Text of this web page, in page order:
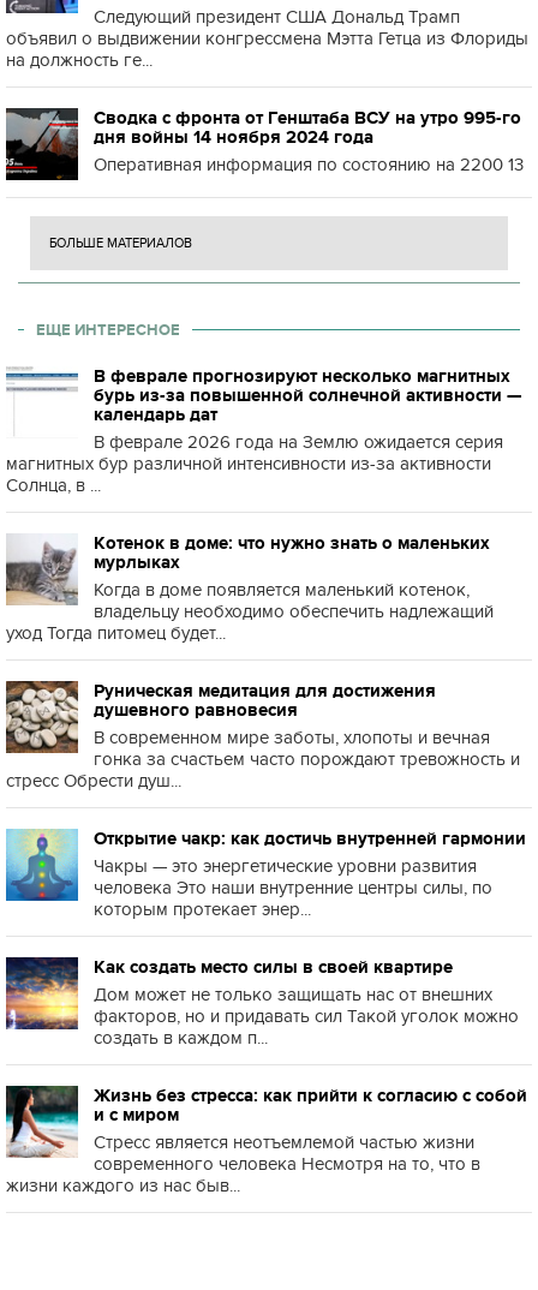
Следующий президент США Дональд Трамп
объявил о выдвижении конгрессмена Мэтта Гетца из Флориды
на должность ге...
Сводка с фронта от Генштаба ВСУ на утро 995-го
дня войны 14 ноября 2024 года
Оперативная информация по состоянию на 2200 13
БОЛЬШЕ МАТЕРИАЛОВ
ЕЩЕ ИНТЕРЕСНОЕ
В феврале прогнозируют несколько магнитных
бурь из-за повышенной солнечной активности —
календарь дат
В феврале 2026 года на Землю ожидается серия
магнитных бур различной интенсивности из-за активности
Солнца, в ...
Котенок в доме: что нужно знать о маленьких
мурлыках
Когда в доме появляется маленький котенок,
владельцу необходимо обеспечить надлежащий
уход Тогда питомец будет...
Руническая медитация для достижения
душевного равновесия
В современном мире заботы, хлопоты и вечная
гонка за счастьем часто порождают тревожность и
стресс Обрести душ...
Открытие чакр: как достичь внутренней гармонии
Чакры — это энергетические уровни развития
человека Это наши внутренние центры силы, по
которым протекает энер...
Как создать место силы в своей квартире
Дом может не только защищать нас от внешних
факторов, но и придавать сил Такой уголок можно
создать в каждом п...
Жизнь без стресса: как прийти к согласию с собой
и с миром
Стресс является неотъемлемой частью жизни
современного человека Несмотря на то, что в
жизни каждого из нас быв...